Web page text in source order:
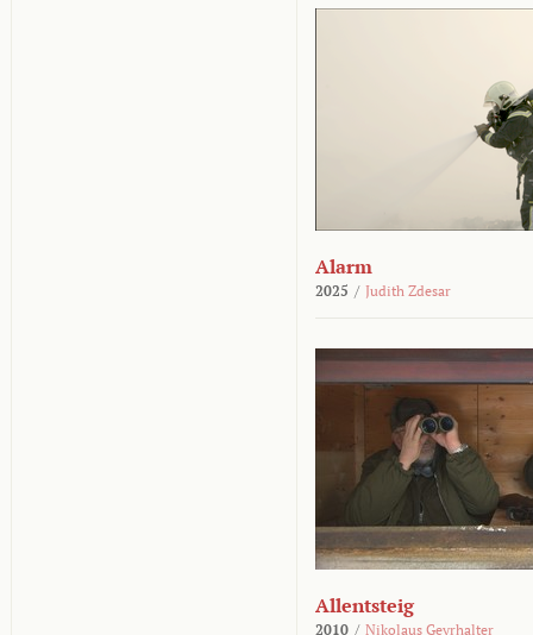
Alarm
2025 / Judith Zdesar
Allentsteig
2010 / Nikolaus Geyrhalter